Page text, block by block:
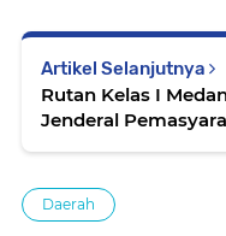
Artikel Selanjutnya
Rutan Kelas I
Jenderal
Daerah